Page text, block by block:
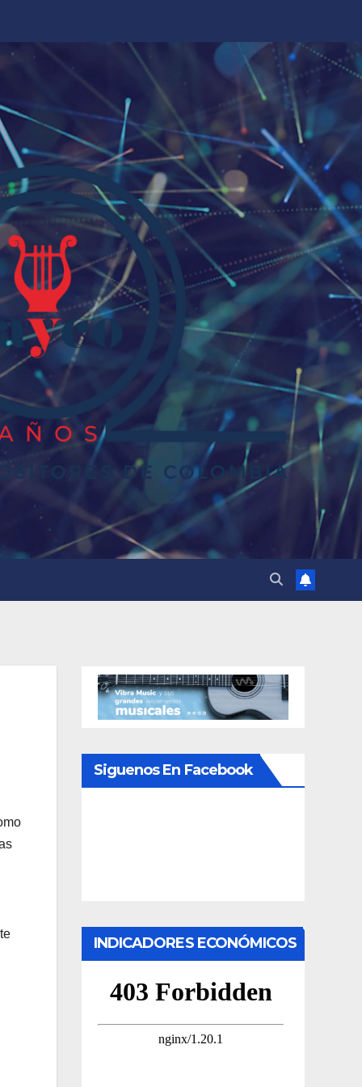
Siguenos En Facebook
INDICADORES ECONÓMICOS